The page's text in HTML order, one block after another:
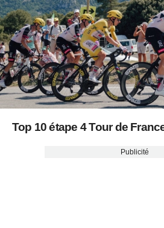
Top 10 étape 4 Tour de
Publicité